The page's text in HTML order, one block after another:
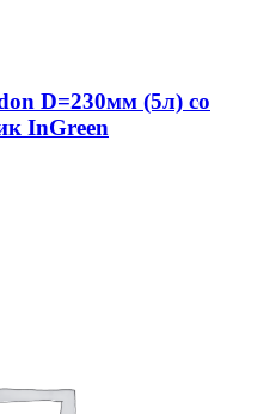
D=230мм (5л) со
InGreen